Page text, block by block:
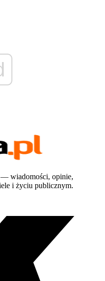
wiadomości, opinie,
i życiu publicznym.